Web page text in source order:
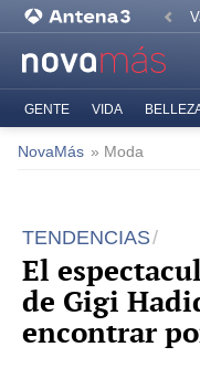
GENTE VIDA
NovaMás » Moda
TENDENCIAS
El
de Gigi
encontrar